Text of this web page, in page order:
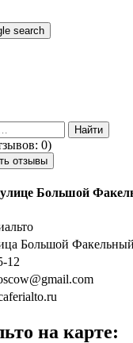
search
0)
отзывы
улице Большой
Большой Факельный
12
на карте: